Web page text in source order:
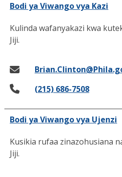
Bodi ya Viwango vya Kazi
Kulinda wafanyakazi kwa
Jiji.
(215) 686-7508
Bodi ya Viwango vya Ujenzi
Kusikia rufaa zinazohusiana
Jiji.